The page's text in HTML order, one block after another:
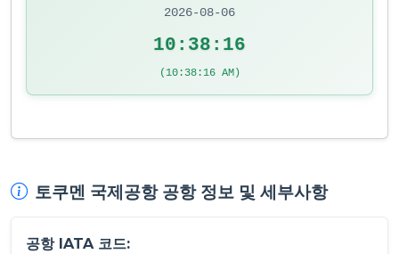
2026-08-06
10:38:16
(10:38:16 AM)
토쿠멘 국제공항 공항 정보 및 세부사항
공항 IATA 코드: